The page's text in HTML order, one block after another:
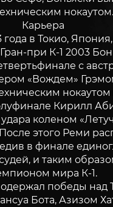
нокаутом.
Карьера
года в Токио,
при К-1 2003
с
«Вождем»
Кирилл
коленом
этого Реми
в финале
и таким
мира К-1.
одержал победы над
Бота, Азизом